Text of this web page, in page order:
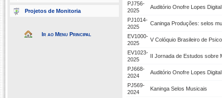
Projetos de Monitoria
Ir ao Menu Principal
PJ756-
2025
Auditório Onofre Lopes
PJ1014-
2025
Caninga Produções: selos
EV1000-
2025
V Colóquio Brasileiro de
EV1023-
2025
II Jornada de Estudos sobre
PJ668-
2024
Auditório Onofre Lopes
PJ569-
2024
Kaninga Selos Musicais